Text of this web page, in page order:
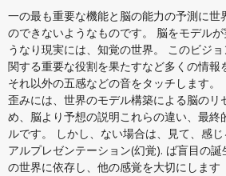
一の最も重要な機能と脳の能力の予測に世
のできないようなものです。 脳をモデル
うなり現実には、知覚の世界。 このビジ
関する重要な役割を果たすなど多くの情報
それ以外の五感などの音をタッチします
歪みには、世界のモデル構築による脳のリ
め、脳より予想の説明これらの違い、最終
ルです。 しかし、ない場合は、見て、感
アルプレゼンテーション(幻覚). ば盲目の
の世界に依存し、他の感覚を大切にします